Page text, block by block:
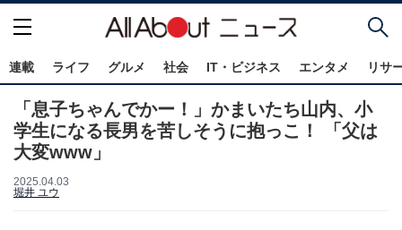
連載 ライフ グルメ 社会 IT・ビジネス エンタメ リサ
「息子ちゃんでかー！」かまいたち山内、小
学生になる長男を苦しそうに抱っこ！ 「父は
大変www」
2025.04.03
堀井 ユウ